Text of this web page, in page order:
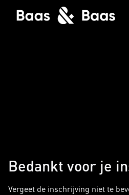
Bedankt voor je
Vergeet de inschrijving niet te